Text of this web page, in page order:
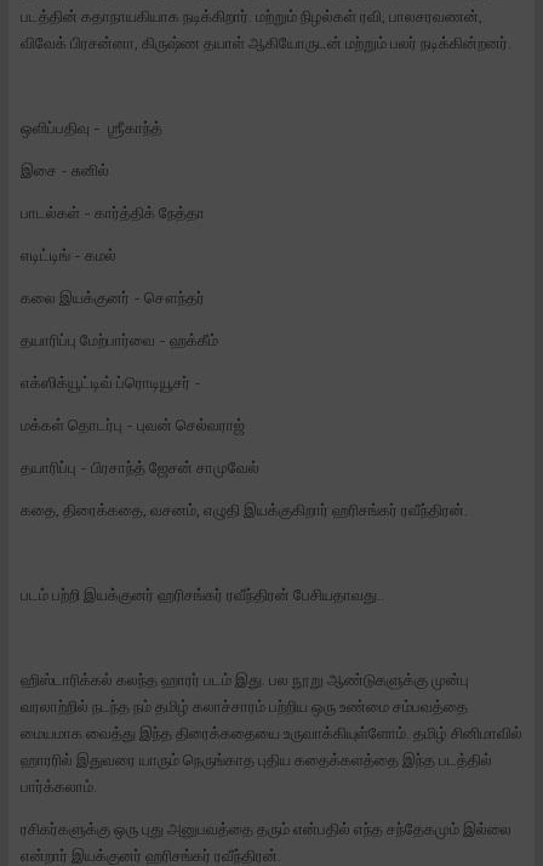
படத்தின் கதாநாயகியாக நடிக்கிறார். மற்றும் நிழல்கள் ரவி, பாலசரவணன்,
விவேக் பிரசன்னா, கிருஷ்ண தயாள் ஆகியோருடன் மற்றும் பலர் நடிக்கின்றனர்.
ஒளிப்பதிவு - ஶ்ரீகாந்த்
இசை - சுனில்
பாடல்கள் - கார்த்திக் நேத்தா
எடிட்டிங் - கமல்
கலை இயக்குனர் - சௌந்தர்
தயாரிப்பு மேற்பார்வை - ஹக்கீம்
எக்ஸிக்யூட்டிவ் ப்ரொடியூசர் -
மக்கள் தொடர்பு - புவன் செல்வராஜ்
தயாரிப்பு - பிரசாந்த் ஜேசன் சாமுவேல்
கதை, திரைக்கதை, வசனம், எழுதி இயக்குகிறார் ஹரிசங்கர் ரவீந்திரன்.
படம் பற்றி இயக்குனர் ஹரிசங்கர் ரவீந்திரன் பேசியதாவது..
ஹிஸ்டாரிக்கல் கலந்த ஹாரர் படம் இது. பல நூறு ஆண்டுகளுக்கு முன்பு
வரலாற்றில் நடந்த நம் தமிழ் கலாச்சாரம் பற்றிய ஒரு உண்மை சம்பவத்தை
மையமாக வைத்து இந்த திரைக்கதையை உருவாக்கியுள்ளோம். தமிழ் சினிமாவில்
ஹாரரில் இதுவரை யாரும் நெருங்காத புதிய கதைக்களத்தை இந்த படத்தில்
பார்க்கலாம்.
ரசிகர்களுக்கு ஒரு புது அனுபவத்தை தரும் என்பதில் எந்த சந்தேகமும் இல்லை
என்றார் இயக்குனர் ஹரிசங்கர் ரவீந்திரன்.